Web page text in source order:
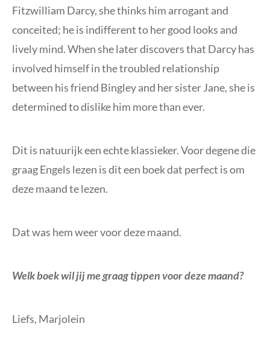
Fitzwilliam Darcy, she thinks him arrogant and
conceited; he is indifferent to her good looks and
lively mind. When she later discovers that Darcy has
involved himself in the troubled relationship
between his friend Bingley and her sister Jane, she is
determined to dislike him more than ever.
Dit is natuurijk een echte klassieker. Voor degene die
graag Engels lezen is dit een boek dat perfect is om
deze maand te lezen.
Dat was hem weer voor deze maand.
Welk boek wil jij me graag tippen voor deze maand?
Liefs, Marjolein